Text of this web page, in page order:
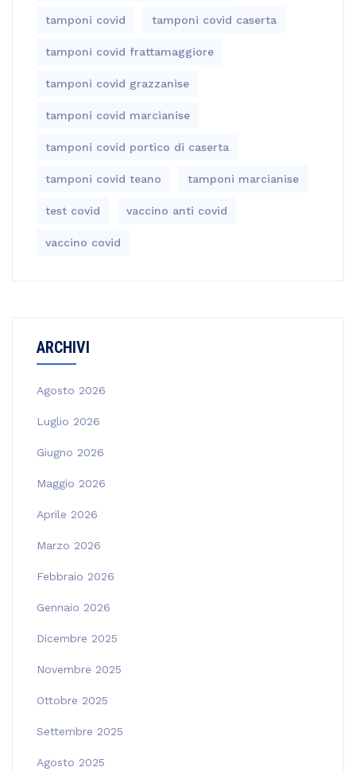
tamponi covid tamponi covid caserta
tamponi covid frattamaggiore
tamponi covid grazzanise
tamponi covid marcianise
tamponi covid portico di caserta
tamponi covid teano tamponi marcianise
test covid vaccino anti covid
vaccino covid
ARCHIVI
Agosto 2026
Luglio 2026
Giugno 2026
Maggio 2026
Aprile 2026
Marzo 2026
Febbraio 2026
Gennaio 2026
Dicembre 2025
Novembre 2025
Ottobre 2025
Settembre 2025
Agosto 2025